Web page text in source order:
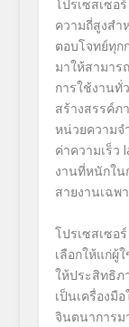
โปรเซสเซอ
ความถี่สูงสำ
ตอบโจทย์ทุก
มาให้สามาร
การใช้งานทั่
สร้างสรรค์ภ
หน่วยความ
ค่าความเร็ว
งานที่หนักใน
สายงานเฉพ
โปรเซสเซอ
เลือกให้แก่ผู้
ให้ประสิทธิภ
เป็นเครื่องมื
จินตนาการม